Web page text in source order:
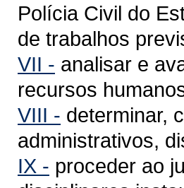
Polícia Civil do
de trabalhos
VII - analisar e
recursos
VIII - determinar,
administrativos,
IX - proceder ao